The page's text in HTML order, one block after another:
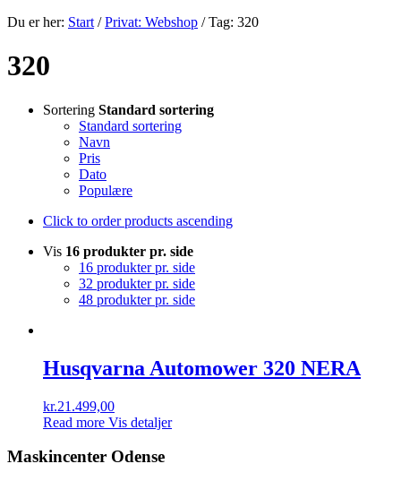
Du er her: Start / Privat: Webshop / Tag: 320
320
Sortering Standard sortering
Standard sortering
Navn
Pris
Dato
Populære
Click to order products ascending
Vis 16 produkter pr. side
16 produkter pr. side
32 produkter pr. side
48 produkter pr. side
Husqvarna Automower 320 NERA
kr.21.499,00
Read more Vis detaljer
Maskincenter Odense